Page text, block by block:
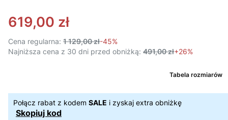
619,00 zł
Cena regularna: 1 129,00 zł-45%
Najniższa cena z 30 dni przed obniżką: 491,00 zł+26%
Tabela rozmiarów
Połącz rabat z kodem SALE i zyskaj extra obniżkę
Skopiuj kod